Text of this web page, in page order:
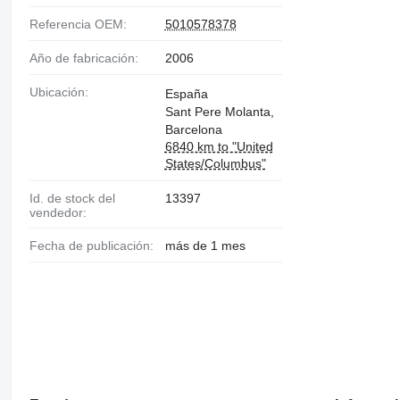
Referencia OEM: 5010578378
Año de fabricación: 2006
Ubicación:
España
Sant Pere Molanta,
Barcelona
6840 km to "United
States/Columbus"
Id. de stock del
vendedor:
13397
Fecha de publicación: más de 1 mes